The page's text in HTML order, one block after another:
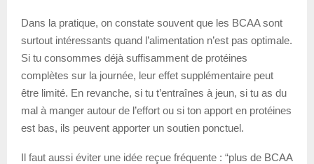
Dans la pratique, on constate souvent que les BCAA sont
surtout intéressants quand l’alimentation n’est pas optimale.
Si tu consommes déjà suffisamment de protéines
complètes sur la journée, leur effet supplémentaire peut
être limité. En revanche, si tu t’entraînes à jeun, si tu as du
mal à manger autour de l’effort ou si ton apport en protéines
est bas, ils peuvent apporter un soutien ponctuel.
Il faut aussi éviter une idée reçue fréquente : “plus de BCAA